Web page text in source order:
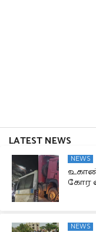
LATEST NEWS
NEWS
கோர
NEWS